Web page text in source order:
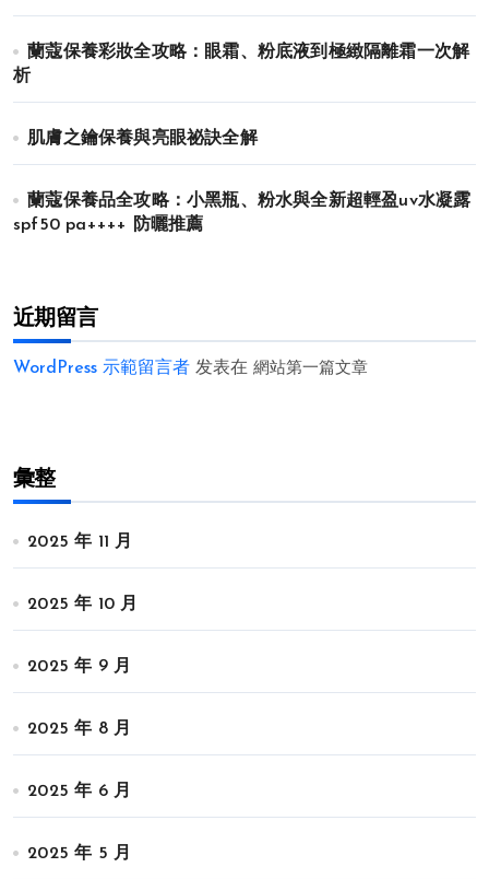
蘭蔻保養彩妝全攻略：眼霜、粉底液到極緻隔離霜一次解
析
肌膚之鑰保養與亮眼祕訣全解
蘭蔻保養品全攻略：小黑瓶、粉水與全新超輕盈uv水凝露
spf50 pa++++ 防曬推薦
近期留言
WordPress 示範留言者 发表在 網站第一篇文章
彙整
2025 年 11 月
2025 年 10 月
2025 年 9 月
2025 年 8 月
2025 年 6 月
2025 年 5 月